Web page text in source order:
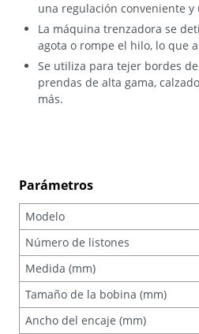
una regulación conveniente
La máquina trenzadora se
agota o rompe el hilo, lo que
Se utiliza para tejer bordes
prendas de alta gama,
más.
Parámetros
Modelo
Número de listones
Medida (mm)
Tamaño de la bobina (mm)
Ancho del encaje (mm)